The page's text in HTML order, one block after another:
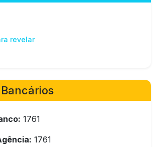
revelar
1761
1761